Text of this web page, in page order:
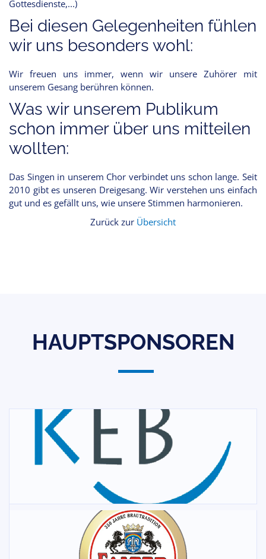
Gottesdienste,...)
Bei diesen Gelegenheiten fühlen
wir uns besonders wohl:
Wir freuen uns immer, wenn wir unsere Zuhörer mit
unserem Gesang berühren können.
Was wir unserem Publikum
schon immer über uns mitteilen
wollten:
Das Singen in unserem Chor verbindet uns schon lange. Seit
2010 gibt es unseren Dreigesang. Wir verstehen uns einfach
gut und es gefällt uns, wie unsere Stimmen harmonieren.
Zurück zur Übersicht
HAUPTSPONSOREN